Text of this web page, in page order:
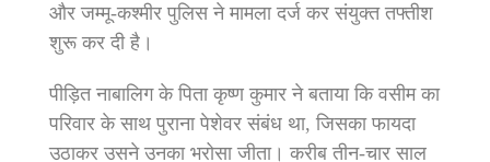
और जम्मू-कश्मीर पुलिस ने मामला दर्ज कर संयुक्त तफ्तीश
शुरू कर दी है।
पीड़ित नाबालिग के पिता कृष्ण कुमार ने बताया कि वसीम का
परिवार के साथ पुराना पेशेवर संबंध था, जिसका फायदा
उठाकर उसने उनका भरोसा जीता। करीब तीन-चार साल